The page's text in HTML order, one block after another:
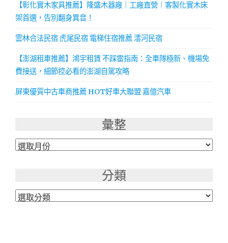
【彰化實木家具推薦】隆盛木器廠｜工廠直營｜客製化實木床
架首選，告別翻身異音！
雲林合法民宿 虎尾民宿 電梯住宿推薦 澐河民宿
【澎湖租車推薦】鴻宇租賃 不踩雷指南：全車隊極新、機場免
費接送，細節控必看的澎湖自駕攻略
屏東優質中古車商推薦 HOT好車大聯盟 嘉億汽車
彙整
彙
分類
分